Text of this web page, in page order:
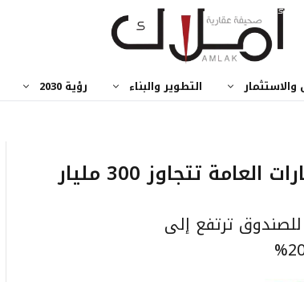
والاستثمار التطوير والبناء رؤية 2030
المحفظة العقارية لصندوق الاستثمارات العامة تتجاوز 300 مليار
للصندوق ترتفع إلى